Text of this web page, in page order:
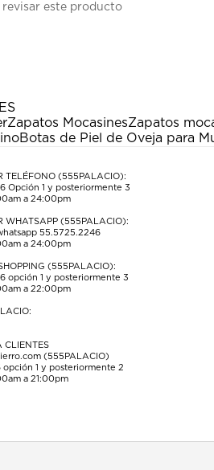
para
Esta
acción
abrirá
formulario
de
envío.
revisar este producto
Zapatos MocasinesZapatos
Botas de Piel de Oveja para
TELÉFONO (555PALACIO):
Opción 1 y posteriormente 3
a 24:00pm
WHATSAPP (555PALACIO):
55.5725.2246
a 24:00pm
(555PALACIO):
opción 1 y posteriormente 3
a 22:00pm
CLIENTES
(555PALACIO)
opción 1 y posteriormente 2
a 21:00pm